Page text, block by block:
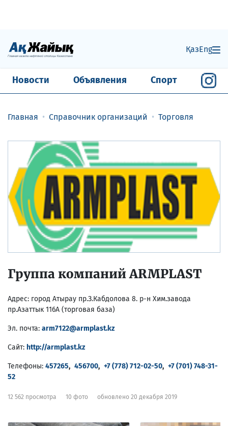
ҚазEng
Новости Объявления Спорт
Главная Справочник организаций Торговля
Группа компаний ARMPLAST
Адрес: город Атырау пр.З.Кабдолова 8. р-н Хим.завода
пр.Азаттык 116А (торговая база)
Эл. почта: arm7122@armplast.kz
Сайт: http://armplast.kz
Телефоны: 457265, 456700, +7 (778) 712-02-50, +7 (701) 748-31-
52
12 562 просмотра 10 фото обновлено 20 декабря 2019